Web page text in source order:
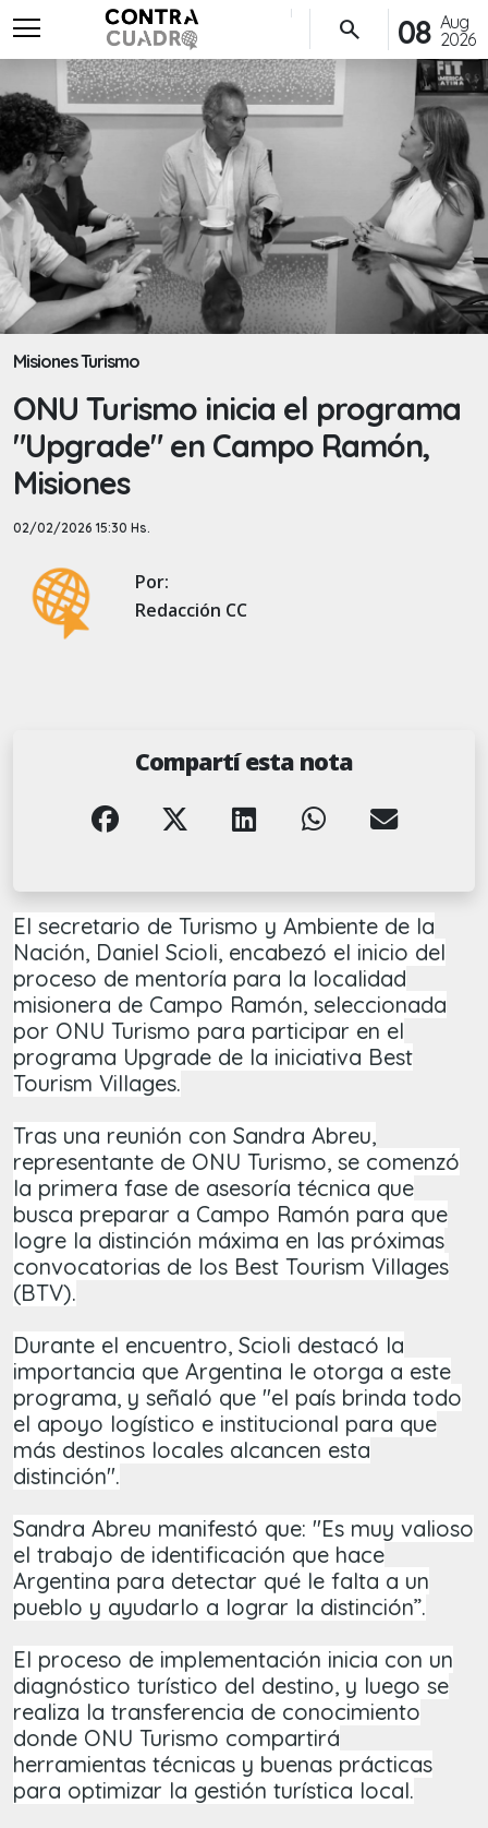
menu
Aug
2026
08
search
Misiones Turismo
ONU Turismo inicia el programa
"Upgrade" en Campo Ramón,
Misiones
02/02/2026 15:30 Hs.
Por:
Redacción CC
Compartí esta nota
El secretario de Turismo y Ambiente de la
Nación, Daniel Scioli, encabezó el inicio del
proceso de mentoría para la localidad
misionera de Campo Ramón, seleccionada
por ONU Turismo para participar en el
programa Upgrade de la iniciativa Best
Tourism Villages.
Tras una reunión con Sandra Abreu,
representante de ONU Turismo, se comenzó
la primera fase de asesoría técnica que
busca preparar a Campo Ramón para que
logre la distinción máxima en las próximas
convocatorias de los Best Tourism Villages
(BTV).
Durante el encuentro, Scioli destacó la
importancia que Argentina le otorga a este
programa, y señaló que "el país brinda todo
el apoyo logístico e institucional para que
más destinos locales alcancen esta
distinción".
Sandra Abreu manifestó que: "Es muy valioso
el trabajo de identificación que hace
Argentina para detectar qué le falta a un
pueblo y ayudarlo a lograr la distinción”.
El proceso de implementación inicia con un
diagnóstico turístico del destino, y luego se
realiza la transferencia de conocimiento
donde ONU Turismo compartirá
herramientas técnicas y buenas prácticas
para optimizar la gestión turística local.